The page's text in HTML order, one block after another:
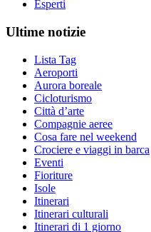
Esperti
Ultime notizie
Lista Tag
Aeroporti
Aurora boreale
Cicloturismo
Città d’arte
Compagnie aeree
Cosa fare nel weekend
Crociere e viaggi in barca
Eventi
Fioriture
Isole
Itinerari
Itinerari culturali
Itinerari di 1 giorno